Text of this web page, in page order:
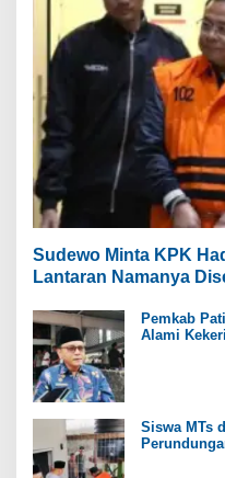
Sudewo Minta KPK
Lantaran Namanya
Pemkab
Alami
Siswa MTs